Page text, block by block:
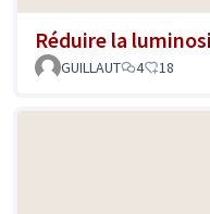
Réduire la
GUILLAUT
4 18